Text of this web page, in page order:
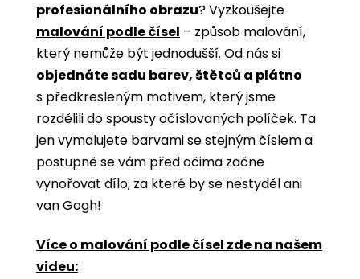
profesionálního obrazu? Vyzkoušejte
malování podle čísel ­­– způsob malování,
který nemůže být jednodušší. Od nás si
objednáte sadu barev, štětců a plátno
s předkresleným motivem, který jsme
rozdělili do spousty očíslovaných políček. Ta
jen vymalujete barvami se stejným číslem a
postupně se vám před očima začne
vynořovat dílo, za které by se nestyděl ani
van Gogh!
Více o malování podle čísel zde na našem
videu: